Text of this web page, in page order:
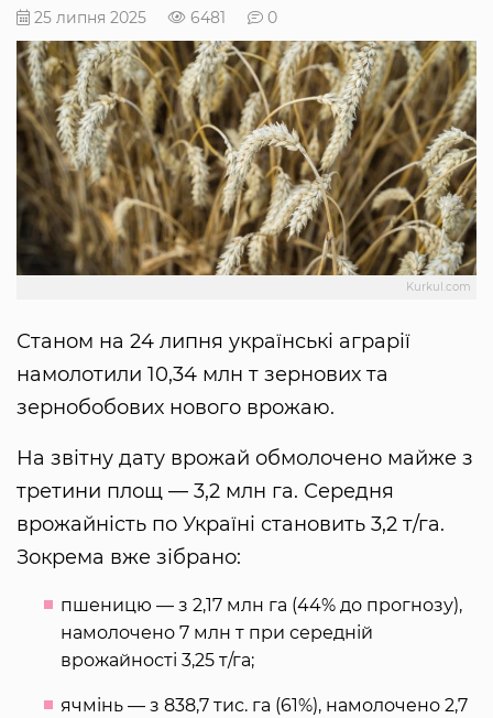
25 липня 2025 6481 0
Kurkul.com
Станом на 24 липня українські аграрії
намолотили 10,34 млн т зернових та
зернобобових нового врожаю.
На звітну дату врожай обмолочено майже з
третини площ — 3,2 млн га. Середня
врожайність по Україні становить 3,2 т/га.
Зокрема вже зібрано:
пшеницю — з 2,17 млн га (44% до прогнозу),
намолочено 7 млн т при середній
врожайності 3,25 т/га;
ячмінь — з 838,7 тис. га (61%), намолочено 2,7